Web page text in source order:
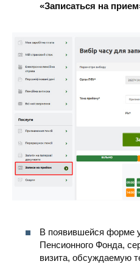
«Записаться на
В появившейся форме
Пенсионного Фонда,
визита, обсуждаемую